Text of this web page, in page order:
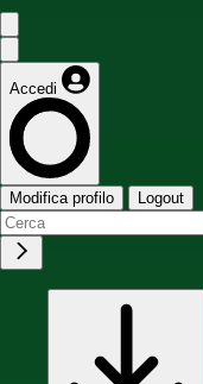
Accedi
Modifica profilo Logout